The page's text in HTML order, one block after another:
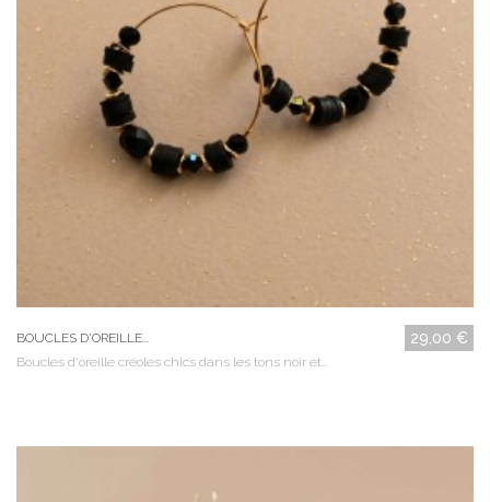
BOUCLES D'OREILLE... 29,00 €
Boucles d'oreille créoles chics dans les tons noir et...